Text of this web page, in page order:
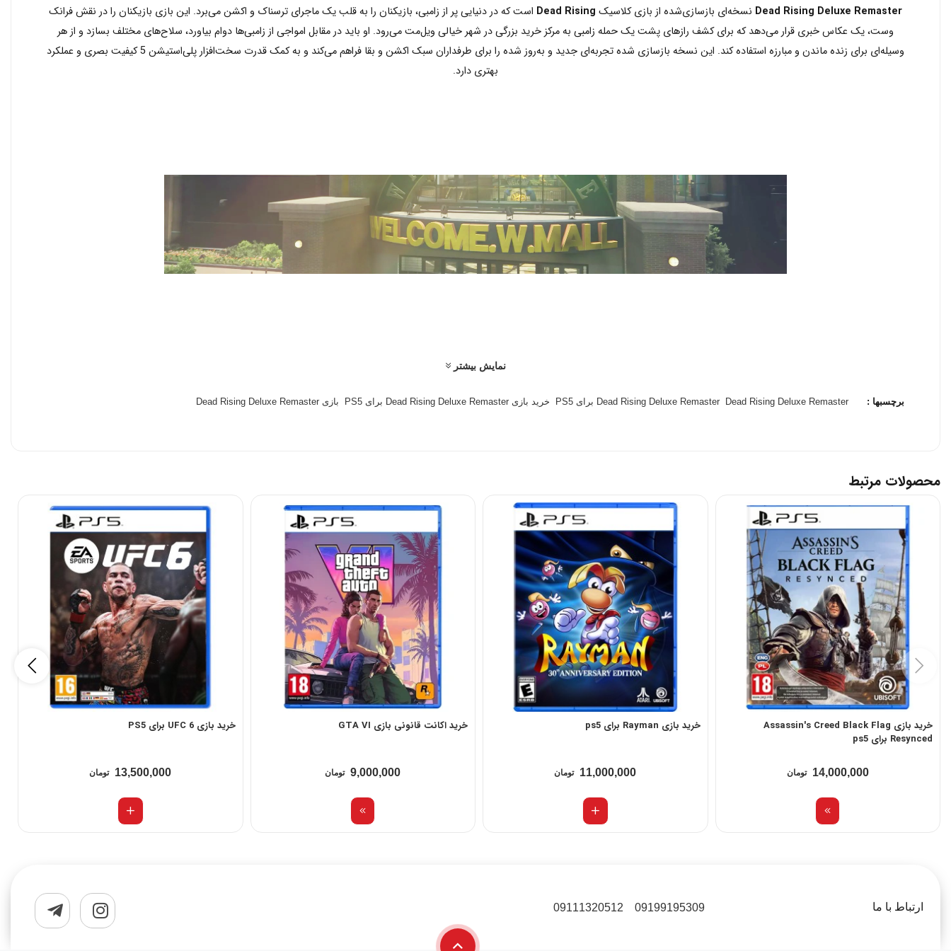
Dead Rising Deluxe Remaster نسخه‌ای بازسازی‌شده از بازی کلاسیک Dead Rising است که در دنیایی پر از زامبی، بازیکنان را به قلب یک ماجرای ترسناک و اکشن می‌برد. این بازی بازیکنان را در نقش فرانک
وست، یک عکاس خبری قرار می‌دهد که برای کشف رازهای پشت یک حمله زامبی به مرکز خرید بزرگی در شهر خیالی ویل‌مت می‌رود. او باید در مقابل امواجی از زامبی‌ها دوام بیاورد، سلاح‌های مختلف بسازد و از هر
وسیله‌ای برای زنده ماندن و مبارزه استفاده کند. این نسخه بازسازی شده تجربه‌ای جدید و به‌روز شده را برای طرفداران سبک اکشن و بقا فراهم می‌کند و به کمک قدرت سخت‌افزار پلی‌استیشن 5 کیفیت بصری و عملکرد
بهتری دارد.
نمایش بیشتر
برچسبها : Dead Rising Deluxe Remaster Dead Rising Deluxe Remaster برای PS5 خرید بازی Dead Rising Deluxe Remaster برای PS5 بازی Dead Rising Deluxe Remaster
محصولات مرتبط
خرید بازی Assassin's Creed Black Flag
Resynced برای ps5
14,000,000 تومان
خرید بازی Rayman برای ps5
11,000,000 تومان
خرید اکانت قانونی بازی GTA VI
9,000,000 تومان
خرید بازی UFC 6 برای PS5
13,500,000 تومان
ارتباط با ما 09199195309
09111320512